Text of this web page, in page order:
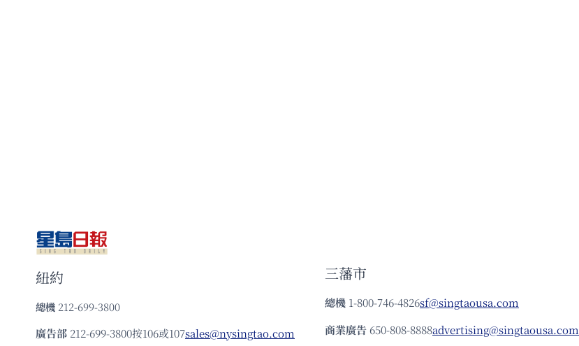
紐約
總機 212-699-3800
廣告部 212-699-3800按106或107sales@nysingtao.com
三藩市
總機 1-800-746-4826sf@singtaousa.com
商業廣告 650-808-8888advertising@singtaousa.com